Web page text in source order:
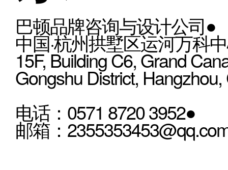
巴顿品牌咨询与设计公司●
中国·杭州拱墅区运河万科
15F, Building C6, Grand
Gongshu District,
电话：0571 8720 3952●
邮箱：